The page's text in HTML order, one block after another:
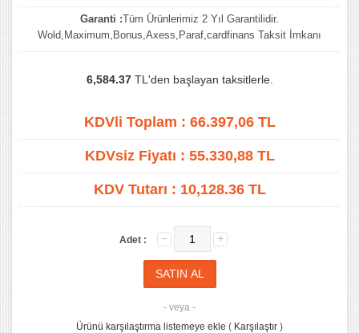
Garanti :Tüm Ürünlerimiz 2 Yıl Garantilidir.
Wold,Maximum,Bonus,Axess,Paraf,cardfinans Taksit İmkanı
6,584.37TL'den başlayan taksitlerle.
KDVli Toplam : 66.397,06TL
KDVsiz Fiyatı : 55.330,88TL
KDV Tutarı : 10,128.36 TL
Adet :
- veya -
Ürünü karşılaştırma listemeye ekle ( Karşılaştır )